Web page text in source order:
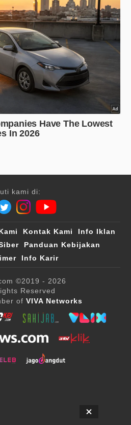
kami di:
Kontak Kami
Info Iklan
Panduan Kebijakan
Info Karir
©2019 - 2026
Reserved
of VIVA Networks